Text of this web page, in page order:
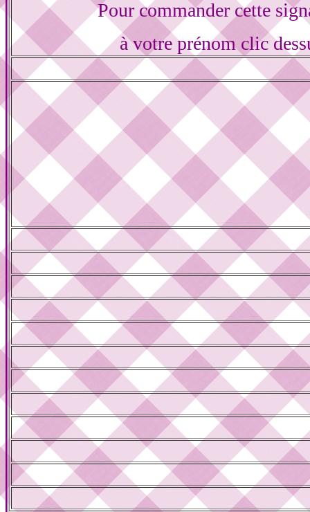
Pour commander cette
à votre prénom clic